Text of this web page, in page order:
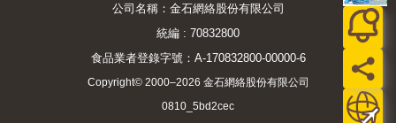
公司名稱：金石網絡股份有限公司
統編 : 70832800
食品業者登錄字號：A-170832800-00000-6
Copyright© 2000–2026 金石網絡股份有限公司
0810_5bd2cec